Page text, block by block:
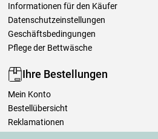
Informationen für den Käufer
Datenschutzeinstellungen
Geschäftsbedingungen
Pflege der Bettwäsche
Ihre Bestellungen
Mein Konto
Bestellübersicht
Reklamationen